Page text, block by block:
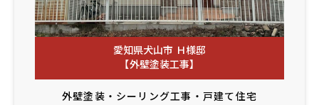
愛知県犬山市 Ｈ様邸
【外壁塗装工事】
外壁塗装 ・ シーリング工事 ・ 戸建て住宅